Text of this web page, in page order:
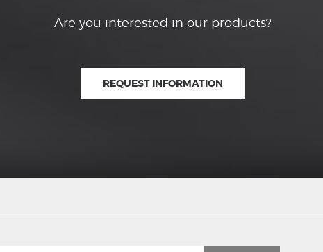
Are you interested in our products?
REQUEST INFORMATION